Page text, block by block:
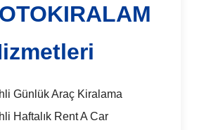
Günlük Araç Kiralama
Haftalık Rent A Car